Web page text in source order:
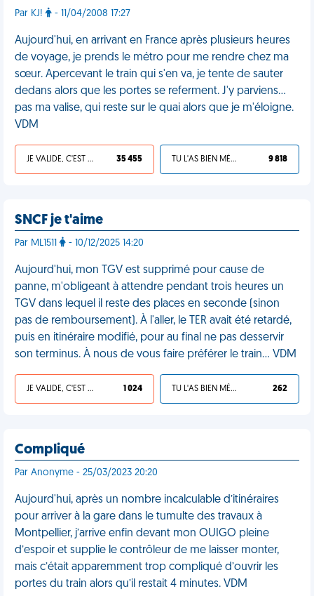
Par KJ! - 11/04/2008 17:27
Aujourd'hui, en arrivant en France après plusieurs heures
de voyage, je prends le métro pour me rendre chez ma
sœur. Apercevant le train qui s'en va, je tente de sauter
dedans alors que les portes se referment. J'y parviens...
pas ma valise, qui reste sur le quai alors que je m'éloigne.
VDM
JE VALIDE, C'EST UNE VDM 35 455 TU L'AS BIEN MÉRITÉ 9 818
SNCF je t'aime
Par ML1511 - 10/12/2025 14:20
Aujourd'hui, mon TGV est supprimé pour cause de
panne, m'obligeant à attendre pendant trois heures un
TGV dans lequel il reste des places en seconde (sinon
pas de remboursement). À l'aller, le TER avait été retardé,
puis en itinéraire modifié, pour au final ne pas desservir
son terminus. À nous de vous faire préférer le train… VDM
JE VALIDE, C'EST UNE VDM 1 024 TU L'AS BIEN MÉRITÉ 262
Compliqué
Par Anonyme - 25/03/2023 20:20
Aujourd'hui, après un nombre incalculable d’itinéraires
pour arriver à la gare dans le tumulte des travaux à
Montpellier, j’arrive enfin devant mon OUIGO pleine
d’espoir et supplie le contrôleur de me laisser monter,
mais c’était apparemment trop compliqué d’ouvrir les
portes du train alors qu’il restait 4 minutes. VDM